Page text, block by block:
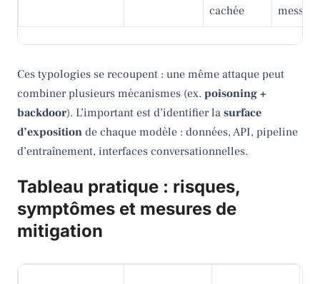
cachée
message
Ces typologies se recoupent : une même attaque peut
combiner plusieurs mécanismes (ex. poisoning +
backdoor). L’important est d’identifier la surface
d’exposition de chaque modèle : données, API, pipeline
d’entraînement, interfaces conversationnelles.
Tableau pratique : risques,
symptômes et mesures de
mitigation